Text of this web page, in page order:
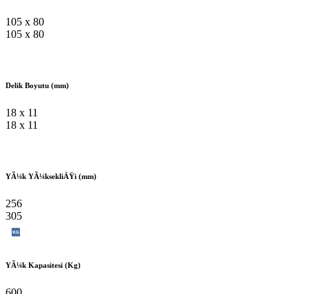
105 x 80
105 x 80
Delik Boyutu (mm)
18 x 11
18 x 11
YÃ¼k YÃ¼ksekliÄŸi (mm)
256
305
YÃ¼k Kapasitesi (Kg)